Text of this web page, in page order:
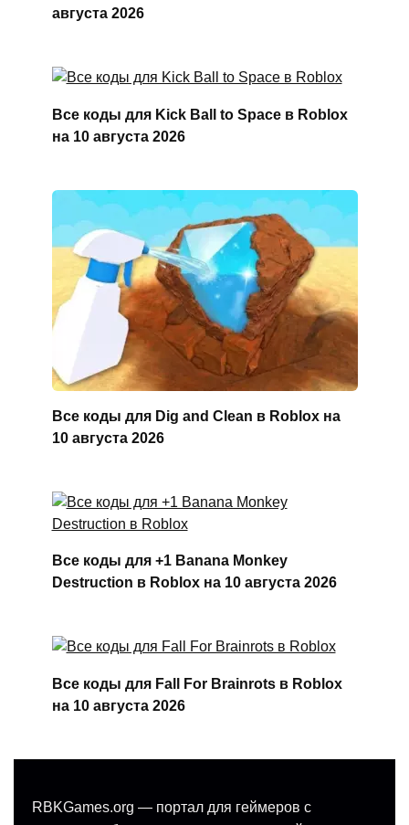
августа 2026
Все коды для Kick Ball to Space в Roblox
на 10 августа 2026
Все коды для Dig and Clean в Roblox на
10 августа 2026
Все коды для +1 Banana Monkey
Destruction в Roblox на 10 августа 2026
Все коды для Fall For Brainrots в Roblox
на 10 августа 2026
RBKGames.org — портал для геймеров с